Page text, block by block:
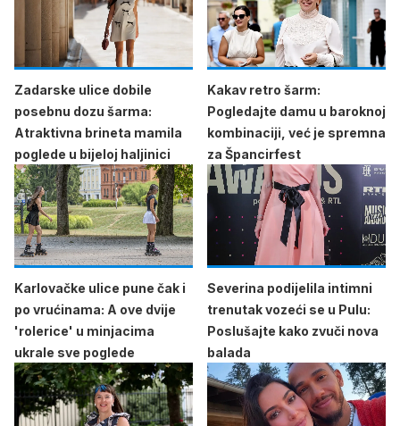
Zadarske ulice dobile
posebnu dozu šarma:
Atraktivna brineta mamila
poglede u bijeloj haljinici
Kakav retro šarm:
Pogledajte damu u baroknoj
kombinaciji, već je spremna
za Špancirfest
Karlovačke ulice pune čak i
po vrućinama: A ove dvije
'rolerice' u minjacima
ukrale sve poglede
Severina podijelila intimni
trenutak vozeći se u Pulu:
Poslušajte kako zvuči nova
balada